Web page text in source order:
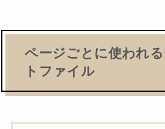
ページごとに使われ
トファイル